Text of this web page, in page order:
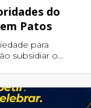
do
Patos
para
subsidiar o